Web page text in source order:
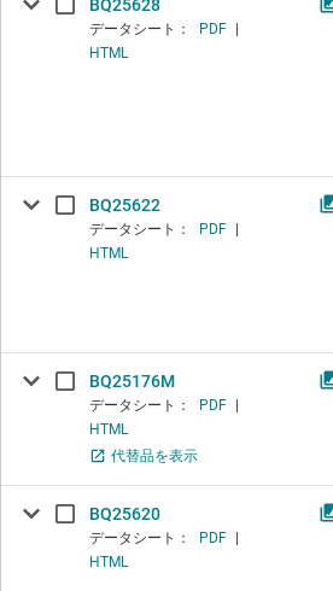
BQ25628
データシート： PDF
HTML
BQ25622
データシート： PDF
HTML
BQ25176M
データシート： PDF
HTML
代替品を表示
BQ25620
データシート： PDF
HTML